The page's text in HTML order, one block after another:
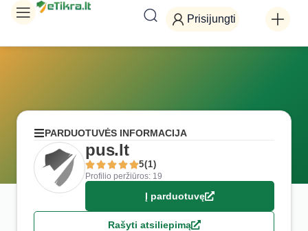
Prisijungti
PARDUOTUVĖS INFORMACIJA
pus.lt
5(1)
Profilio peržiūros: 19
Į parduotuvę
Rašyti atsiliepimą